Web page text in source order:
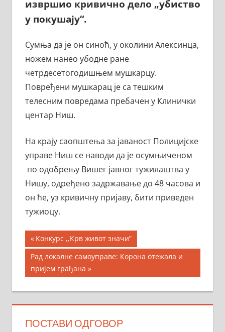
извршио кривично дело „убиство
у покушају“.
Сумња да је он синоћ, у околини Алексинца,
ножем нанео убодне ране
четрдесетогодишњем мушкарцу.
Повређени мушкарац је са тешким
телесним повредама пребачен у Клинички
центар Ниш.
На крају саопштења за јаваност Полицијске
управе Ниш се наводи да је осумњиченом
по одобрењу Вишег јавног тужилаштва у
Нишу, одређено задржавање до 48 часова и
он ће, уз кривичну пријаву, бити приведен
тужиоцу.
Кретање
чланка
Previous
Post:
Конкурс ,,Крв живот значи”
Next
Post:
Рад локалне самоуправе: Корона отежала и
пријем грађана
ПОСТАВИ ОДГОВОР